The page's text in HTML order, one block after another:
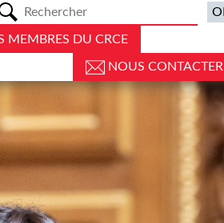
MEMBRES DU CRCE
NOUS CONTACTER